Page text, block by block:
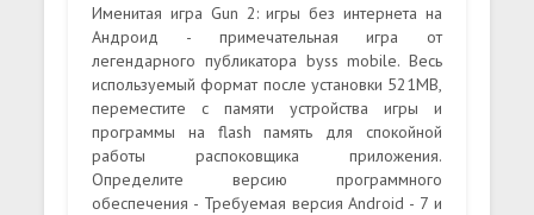
Именитая игра Gun 2: игры без интернета на
Андроид - примечательная игра от
легендарного публикатора byss mobile. Весь
используемый формат после установки 521MB,
переместите с памяти устройства игры и
программы на flash память для спокойной
работы распоковщика приложения.
Определите версию программного
обеспечения - Требуемая версия Android - 7 и